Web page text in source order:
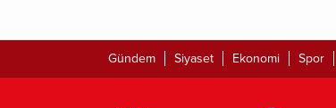
Gündem Siyaset Ekonomi Spor